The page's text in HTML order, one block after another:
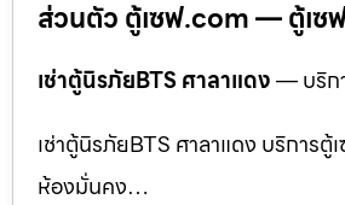
ส่วนตัว ตู้เซฟ.com — ตู้เซฟ
เช่าตู้นิรภัยBTS ศาลาแดง— บริก
เช่าตู้นิรภัยBTS ศาลาแดง บริการ
ห้องมั่นคง…